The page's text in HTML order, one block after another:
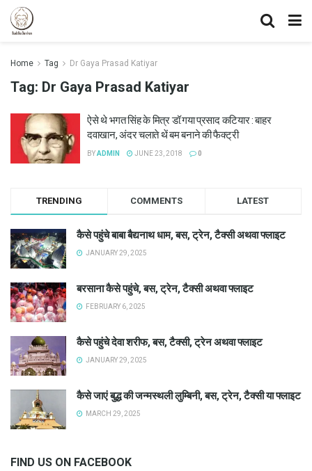
Home Tag Dr Gaya Prasad Katiyar
Tag: Dr Gaya Prasad Katiyar
ऐसे थे भगत सिंह के मित्र डॉ.गया प्रसाद कटियार : बाहर
दवाखान, अंदर चलाते थें बम बनाने की फैक्ट्री
BYADMIN JUNE 23, 2018 0
TRENDING COMMENTS LATEST
कैसे पहुंचे बाबा बैद्यनाथ धाम, बस, ट्रेन, टैक्सी अथवा फ्लाइट
JANUARY 29, 2025
बरसाना कैसे पहुंचे, बस, ट्रेन, टैक्सी अथवा फ्लाइट
FEBRUARY 6, 2025
कैसे पहुंचे देवा शरीफ, बस, टैक्सी, ट्रेन अथवा फ्लाइट
JANUARY 29, 2025
कैसे जाएं बुद्ध की जन्मस्थली लुम्बिनी, बस, ट्रेन, टैक्सी या फ्लाइट
MARCH 29, 2025
FIND US ON FACEBOOK